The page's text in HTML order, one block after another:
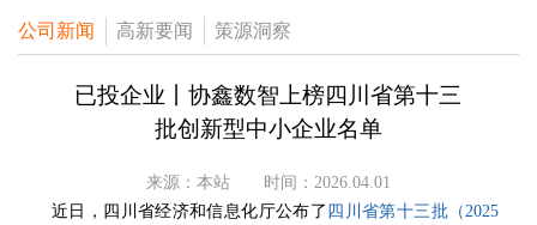
公司新闻 高新要闻 策源洞察
已投企业丨协鑫数智上榜四川省第十三
批创新型中小企业名单
来源：本站
时间：2026.04.01
近日， 四川省经济和信息化厅公布了 四川省第十三批（2025